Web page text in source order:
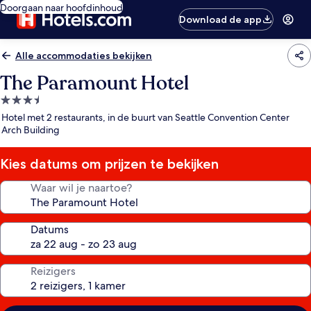
Doorgaan naar hoofdinhoud
Download de app
Alle accommodaties bekijken
The Paramount Hotel
3.5-
sterrenaccommodatie
Hotel met 2 restaurants, in de buurt van Seattle Convention Center
Arch Building
Kies datums om prijzen te bekijken
Waar wil je naartoe?
Datums
Reizigers